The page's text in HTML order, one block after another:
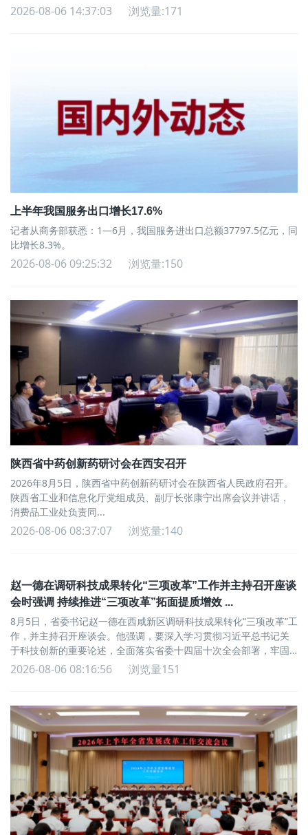
2026-08-06 14:37:03 浏览量:171
上半年我国服务出口增长17.6%
记者从商务部获悉：1—6月，我国服务进出口总额37797.5亿元，同
比增长8.3%。
2026-08-06 09:25:32 浏览量:150
陕西省中药创新药研讨会在西安召开
2026年8月5日，陕西省中药创新药研讨会在陕西省人民政府召开。
陕西省工业和信息化厅党组成员、副厅长张康宁出席会议并讲话，
消费品工业处负责同...
2026-08-06 08:37:07 浏览量:140
赵一德在调研科技成果转化“三项改革”工作并主持召开座谈
会时强调 持续推进“三项改革”拓面提质增效 ...
8月5日，省委书记赵一德在西咸新区调研科技成果转化“三项改革”工
作，并主持召开座谈会。他强调，要深入学习贯彻习近平总书记关
于科技创新的重要论述，全面落实省委十四届十次全会部署，牢固
树立和践行正确政绩观，持续推进“三项改革”拓面提质增...
2026-08-06 08:16:56 浏览量151